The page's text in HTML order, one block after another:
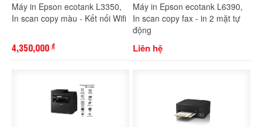
Máy in Epson ecotank L3350,
In scan copy màu - Kết nối Wifi
4,350,000 đ
Máy in Epson ecotank L6390,
In scan copy fax - in 2 mặt tự
động
Liên hệ